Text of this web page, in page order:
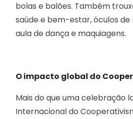
bolas e balões. Também
saúde e bem-estar, óculos de
aula de dança e maquiagens. ​
O impacto global do
Mais do que uma celebração
Internacional do